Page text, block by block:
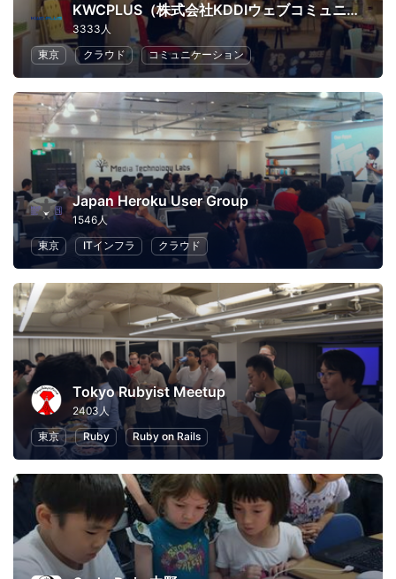
KWCPLUS（株式会社KDDIウェブコミュニケーションズ）
3333人
東京
クラウド コミュニケーション
Japan Heroku User Group
1546人
東京
ITインフラ クラウド
Tokyo Rubyist Meetup
2403人
東京
Ruby Ruby on Rails